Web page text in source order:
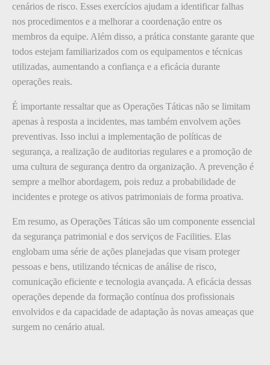
cenários de risco. Esses exercícios ajudam a identificar falhas
nos procedimentos e a melhorar a coordenação entre os
membros da equipe. Além disso, a prática constante garante que
todos estejam familiarizados com os equipamentos e técnicas
utilizadas, aumentando a confiança e a eficácia durante
operações reais.
É importante ressaltar que as Operações Táticas não se limitam
apenas à resposta a incidentes, mas também envolvem ações
preventivas. Isso inclui a implementação de políticas de
segurança, a realização de auditorias regulares e a promoção de
uma cultura de segurança dentro da organização. A prevenção é
sempre a melhor abordagem, pois reduz a probabilidade de
incidentes e protege os ativos patrimoniais de forma proativa.
Em resumo, as Operações Táticas são um componente essencial
da segurança patrimonial e dos serviços de Facilities. Elas
englobam uma série de ações planejadas que visam proteger
pessoas e bens, utilizando técnicas de análise de risco,
comunicação eficiente e tecnologia avançada. A eficácia dessas
operações depende da formação contínua dos profissionais
envolvidos e da capacidade de adaptação às novas ameaças que
surgem no cenário atual.